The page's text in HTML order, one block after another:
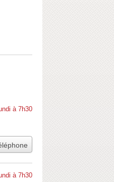
à 7h30
à 7h30